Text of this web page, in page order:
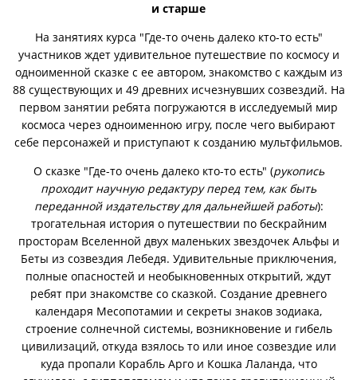
и старше
На занятиях курса "Где-то очень далеко кто-то есть"
участников ждет удивительное путешествие по космосу и
одноименной сказке с ее автором, знакомство с каждым из
88 существующих и 49 древних исчезнувших созвездий. На
первом занятии ребята погружаются в исследуемый мир
космоса через одноименною игру, после чего выбирают
себе персонажей и приступают к созданию мультфильмов.
О сказке "Где-то очень далеко кто-то есть" (рукопись
проходит научную редактуру перед тем, как быть
переданной издательству для дальнейшей работы):
трогательная история о путешествии по бескрайним
просторам Вселенной двух маленьких звездочек Альфы и
Беты из созвездия Лебедя. Удивительные приключения,
полные опасностей и необыкновенных открытий, ждут
ребят при знакомстве со сказкой. Создание древнего
календаря Месопотамии и секреты знаков зодиака,
строение солнечной системы, возникновение и гибель
цивилизаций, откуда взялось то или иное созвездие или
куда пропали Корабль Арго и Кошка Лаланда, что